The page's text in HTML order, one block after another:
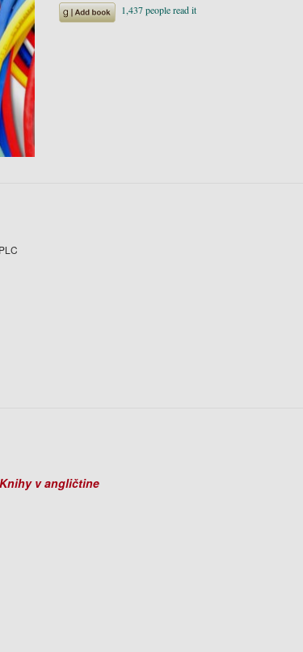
Knihy v angličtine